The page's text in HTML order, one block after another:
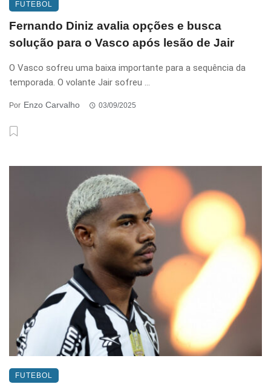
FUTEBOL
Fernando Diniz avalia opções e busca
solução para o Vasco após lesão de Jair
O Vasco sofreu uma baixa importante para a sequência da
temporada. O volante Jair sofreu ...
Por Enzo Carvalho 03/09/2025
FUTEBOL